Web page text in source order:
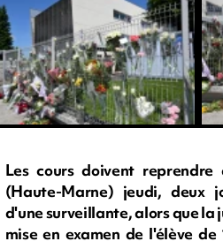
Les cours doivent
(Haute-Marne) jeudi, deux
d'une surveillante, alors que la
mise en examen de l'élève